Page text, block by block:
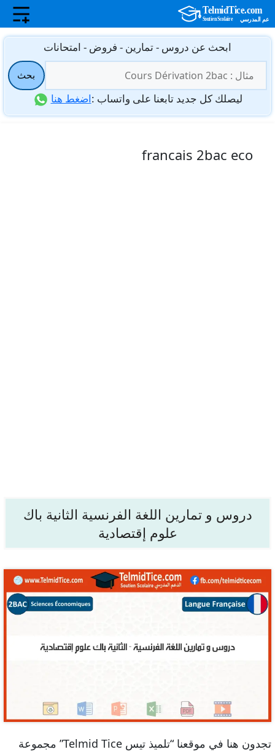
انتقل
المحتوى
ابحث عن دروس - تمارين - فروض - امتحانات
عن:
بحث
ليصلك كل جديد تابعنا على واتساب :اضغط هنا
francais 2bac eco
دروس و تمارين اللغة الفرنسية الثانية باك
علوم إقتصادية
تجدون هنا في موقعنا “تلميذ تيس Telmid Tice” مجموعة